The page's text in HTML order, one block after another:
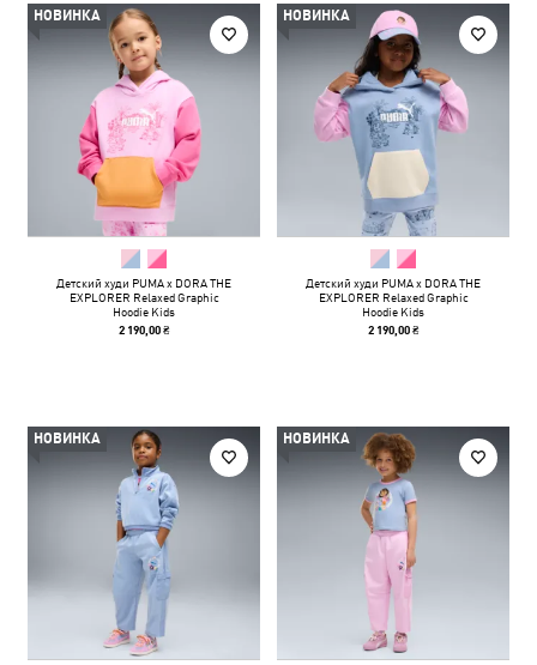
НОВИНКА
Детский худи PUMA x DORA THE
EXPLORER Relaxed Graphic
Hoodie Kids
2 190,00 ₴
НОВИНКА
Детский худи PUMA x DORA THE
EXPLORER Relaxed Graphic
Hoodie Kids
2 190,00 ₴
НОВИНКА НОВИНКА